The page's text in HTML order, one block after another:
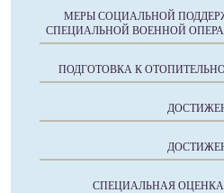
МЕРЫ СОЦИАЛЬНОЙ
СПЕЦИАЛЬНОЙ ВОЕННОЙ
ПОДГОТОВКА К
СПЕЦИАЛЬНАЯ